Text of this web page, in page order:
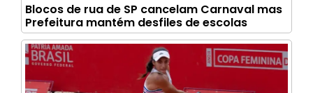
Blocos de rua de SP cancelam Carnaval mas
Prefeitura mantém desfiles de escolas